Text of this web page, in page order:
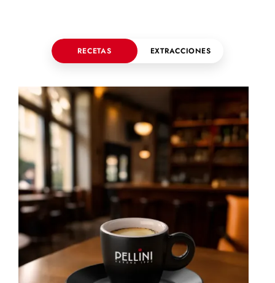
RECETAS EXTRACCIONES